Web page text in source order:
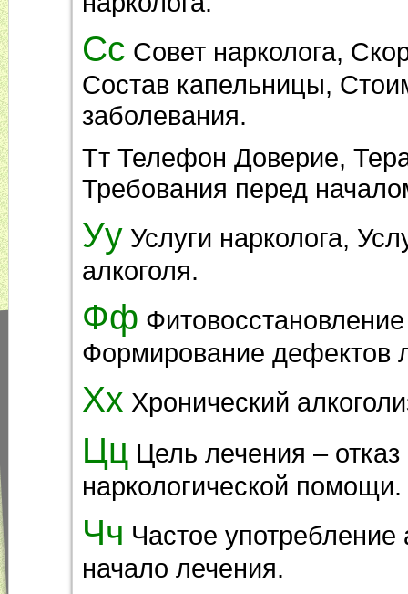
Сс Совет нарколога,
Состав капельницы,
заболевания.
Тт Телефон Доверие,
Требования перед
Уу Услуги нарколога,
алкоголя.
Фф
Формирование дефектов
Хх Хронический
Цц Цель лечения –
наркологической помощи.
Чч Частое
начало лечения.